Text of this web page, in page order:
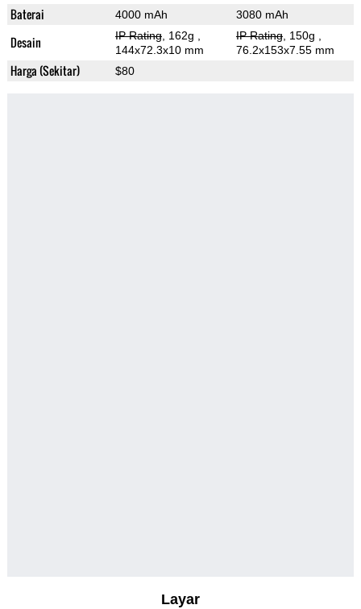
Baterai 4000 mAh 3080 mAh
Desain IP Rating, 162g
144x72.3x10 mm
IP Rating, 150g
76.2x153x7.55 mm
Harga (Sekitar) $80
Layar